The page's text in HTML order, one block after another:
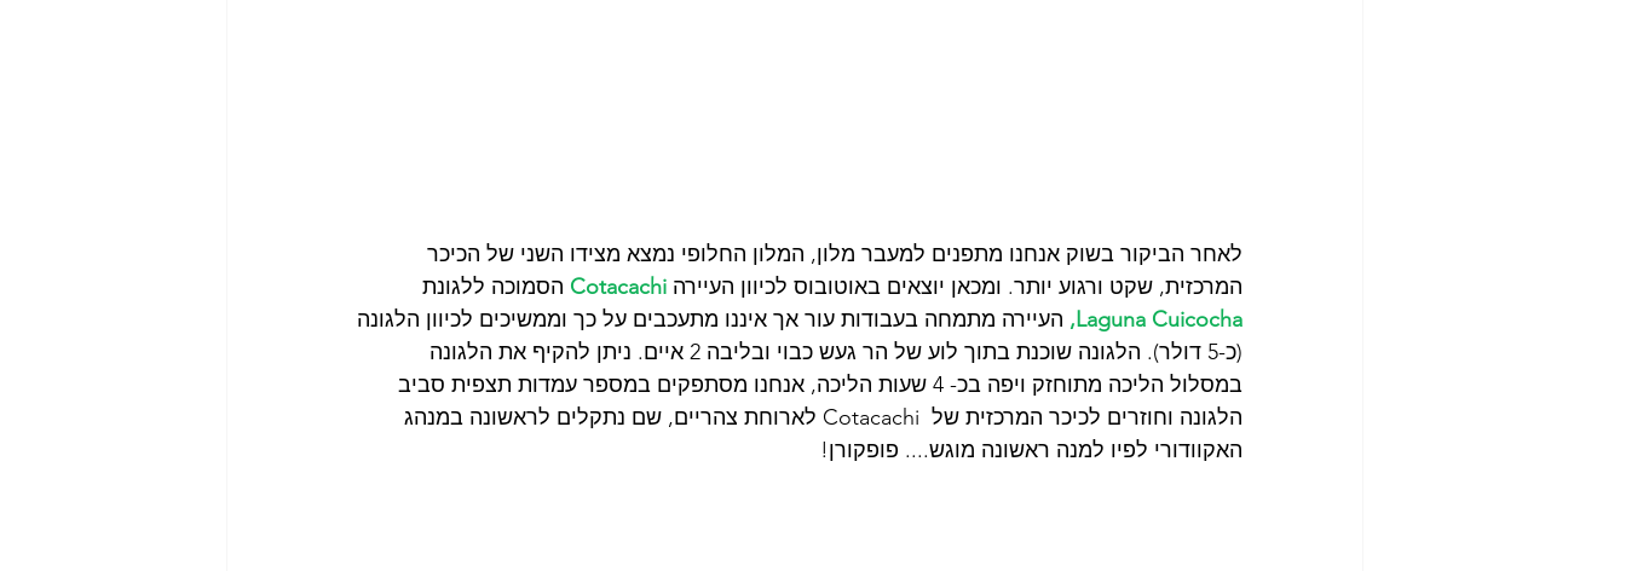
לאחר הביקור בשוק אנחנו מתפנים למעבר מלון, המלון החלופי נמצא מצידו השני של הכיכר
המרכזית, שקט ורגוע יותר. ומכאן יוצאים באוטובוס לכיוון העיירה Cotacachi הסמוכה ללגונת
Laguna Cuicocha, העיירה מתמחה בעבודות עור אך איננו מתעכבים על כך וממשיכים לכיוון הלגונה
(כ-5 דולר). הלגונה שוכנת בתוך לוע של הר געש כבוי ובליבה 2 איים. ניתן להקיף את הלגונה
במסלול הליכה מתוחזק ויפה בכ- 4 שעות הליכה, אנחנו מסתפקים במספר עמדות תצפית סביב
הלגונה וחוזרים לכיכר המרכזית של  Cotacachi לארוחת צהריים, שם נתקלים לראשונה במנהג
האקוודורי לפיו למנה ראשונה מוגש.... פופקורן!